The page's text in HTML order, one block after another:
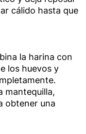
cálido hasta que
la harina con
los huevos y
mantequilla,
obtener una